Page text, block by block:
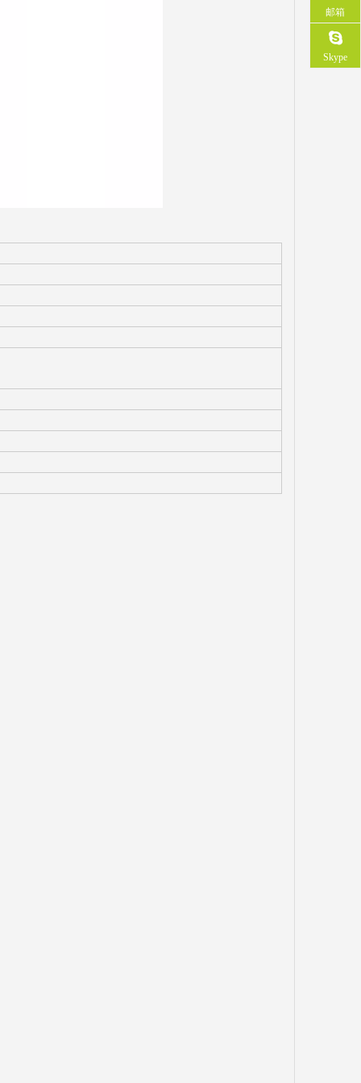
邮箱
Skype